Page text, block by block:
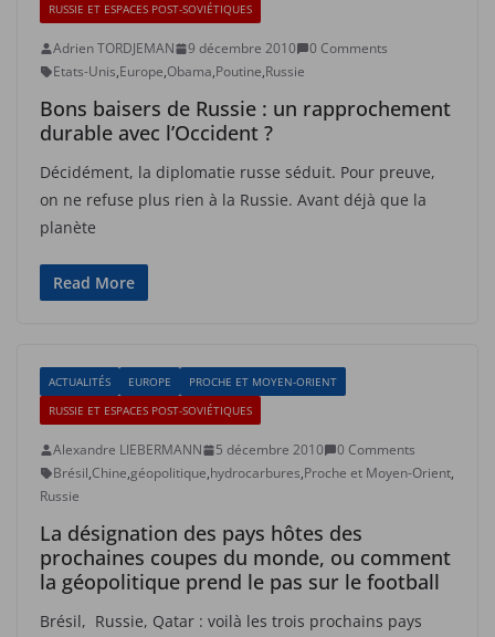
RUSSIE ET ESPACES POST-SOVIÉTIQUES
Adrien TORDJEMAN 9 décembre 2010
0 Comments
Etats-Unis,Europe,Obama,Poutine,Russie
Bons baisers de Russie : un rapprochement
durable avec l’Occident ?
Décidément, la diplomatie russe séduit. Pour preuve,
on ne refuse plus rien à la Russie. Avant déjà que la
planète
Read More
ACTUALITÉS EUROPE
PROCHE ET MOYEN-ORIENT
RUSSIE ET ESPACES POST-SOVIÉTIQUES
Alexandre LIEBERMANN 5 décembre 2010
0 Comments
Brésil,Chine,géopolitique,hydrocarbures,Proche et Moyen-Orient,
Russie
La désignation des pays hôtes des
prochaines coupes du monde, ou comment
la géopolitique prend le pas sur le football
Brésil, Russie, Qatar : voilà les trois prochains pays